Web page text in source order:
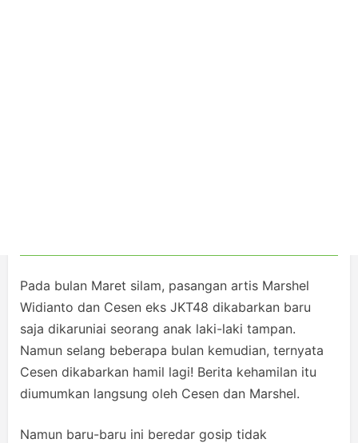
Pada bulan Maret silam, pasangan artis Marshel
Widianto dan Cesen eks JKT48 dikabarkan baru
saja dikaruniai seorang anak laki-laki tampan.
Namun selang beberapa bulan kemudian, ternyata
Cesen dikabarkan hamil lagi! Berita kehamilan itu
diumumkan langsung oleh Cesen dan Marshel.
Namun baru-baru ini beredar gosip tidak